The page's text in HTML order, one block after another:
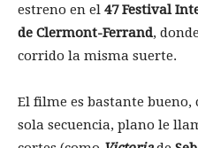
estreno en el 47 Festival
de Clermont-Ferrand,
corrido la misma suerte.
El filme es bastante
sola secuencia, plano le